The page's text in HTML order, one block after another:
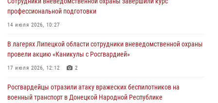
Росгвардейцы обеспечили безопасность граждан в День Лев-
Толстовского района
03 августа 2026, 13:41
Росгвардия противодействует БПЛА ВСУ на южном направлении
(видео)
03 августа 2026, 13:39
профессиональной подготовки
14 июля 2026, 10:27
В лагерях Липецкой области сотрудники вневедомственной охраны
провели акцию «Каникулы с Росгвардией»
17 июля 2026, 12:12 2
Росгвардейцы отразили атаку вражеских беспилотников на
военный транспорт в Донецкой Народной Республике